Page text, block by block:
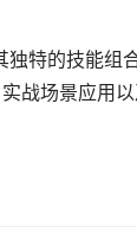
特的技能组
战场景应用